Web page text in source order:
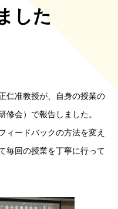
した
仁准教授が、自身の授業の
修会）で報告しました。
ィードバックの方法を変え
毎回の授業を丁寧に行って